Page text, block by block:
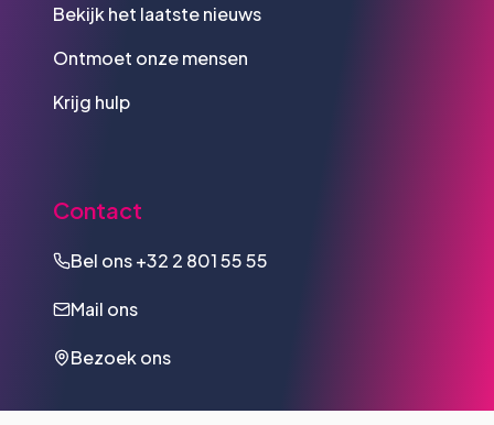
Bekijk het laatste nieuws
Ontmoet onze mensen
Krijg hulp
Contact
Bel ons+32 2 801 55 55
Mail ons
Bezoek ons